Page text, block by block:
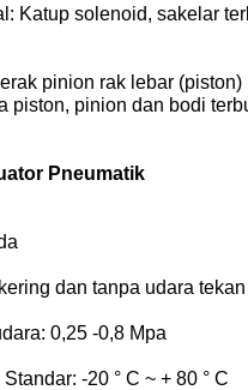
Katup solenoid, sakelar
pinion rak lebar (piston)
piston, pinion dan bodi
Pneumatik
dan tanpa udara
0,25 -0,8 Mpa
-20 ° C ~ + 80 ° C